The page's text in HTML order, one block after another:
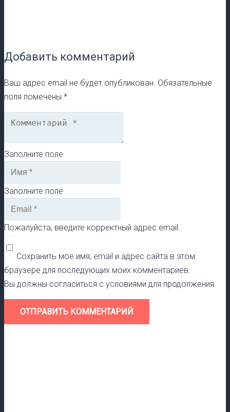
Добавить комментарий
Ваш адрес email не будет опубликован. Обязательные
поля помечены *
Заполните поле
Заполните поле
Пожалуйста, введите корректный адрес email.
Сохранить моё имя, email и адрес сайта в этом
браузере для последующих моих комментариев.
Вы должны согласиться с условиями для продолжения
ОТПРАВИТЬ КОММЕНТАРИЙ